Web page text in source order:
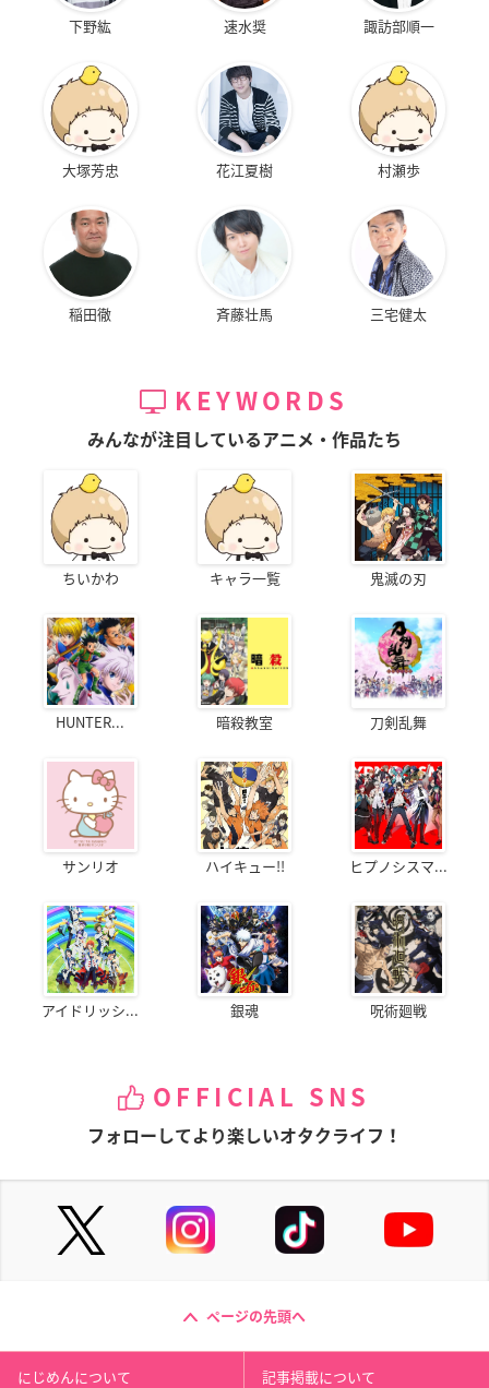
下野紘 速水奨 諏訪部順一
大塚芳忠 花江夏樹 村瀬歩
稲田徹 斉藤壮馬 三宅健太
KEYWORDS
みんなが注目しているアニメ・作品たち
ちいかわ キャラ一覧 鬼滅の刃
HUNTER... 暗殺教室 刀剣乱舞
サンリオ ハイキュー!! ヒプノシスマ...
アイドリッシ... 銀魂 呪術廻戦
OFFICIAL SNS
フォローしてより楽しいオタクライフ！
ページの先頭へ
にじめんについて 記事掲載について